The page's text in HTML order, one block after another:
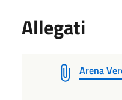
Allegati
Arena